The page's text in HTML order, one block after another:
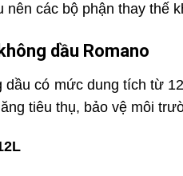
nên các bộ phận thay thế
dầu Romano
dầu có mức dung tích từ
tiêu thụ, bảo vệ môi